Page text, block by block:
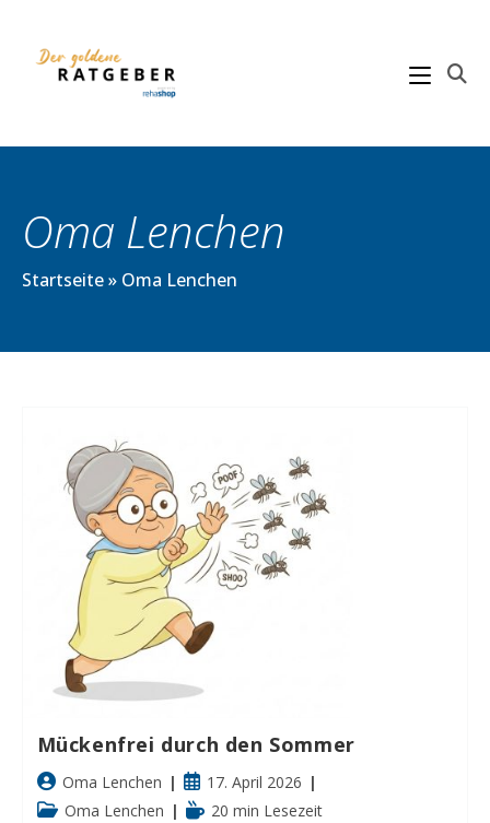
springen
Oma Lenchen
Startseite» Oma Lenchen
Mückenfrei durch den Sommer
Beitrags-
Autor:
Oma Lenchen
Beitrag
veröffentlicht:
17. April 2026
Beitrags-
Oma Lenchen Lesedauer:
20 min Lesezeit